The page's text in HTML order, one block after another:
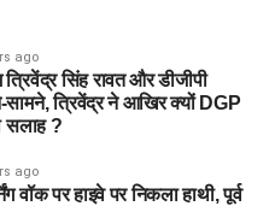
ago
त्रिवेंद्र सिंह रावत और डीजीपी
त्रिवेंद्र ने आखिर क्यों DGP
सलाह ?
ago
वॉक पर हाइवे पर निकला हाथी, पूर्व